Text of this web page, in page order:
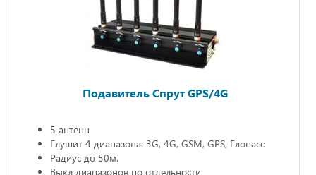
Подавитель Спрут GPS/4G
5 антенн
Глушит 4 диапазона: 3G, 4G, GSM, GPS, Глонасс
Радиус до 50м.
Выкл диапазонов по отдельности